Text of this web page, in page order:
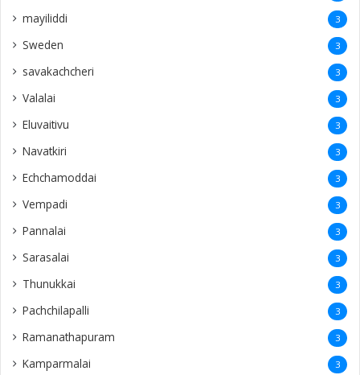
mayiliddi 3
Sweden 3
savakachcheri 3
Valalai 3
Eluvaitivu 3
Navatkiri 3
Echchamoddai 3
Vempadi 3
Pannalai 3
Sarasalai 3
Thunukkai 3
Pachchilapalli 3
Ramanathapuram 3
Kamparmalai 3